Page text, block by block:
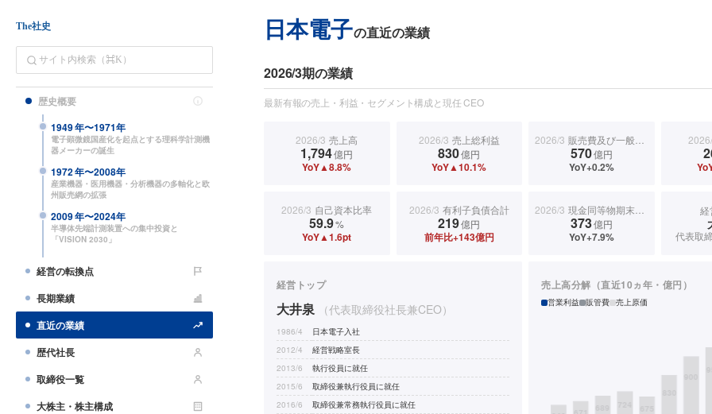
The社史
歴史概要
1949年〜1971年
電子顕微鏡国産化を起点とする理科学計測機
器メーカーの誕生
1972年〜2008年
産業機器・医用機器・分析機器の多軸化と欧
州販売網の拡張
2009年〜2024年
半導体先端計測装置への集中投資と
「VISION 2030」
経営の転換点
長期業績
直近の業績
歴代社長
取締役一覧
大株主・株主構成
日本電子の直近の業績
2026/3期の業績
最新有報の売上・利益・セグメント構成と現任 CEO
2026/3 売上高
1,794億円
YoY▲8.8%
2026/3 売上総利益
830億円
YoY▲10.1%
2026/3 販売費及び一般管理費
570億円
YoY+0.2%
2026/3 自己資本比率
59.9%
YoY▲1.6pt
2026/3 有利子負債合計
219億円
前年比+143億円
2026/3 現金同等物期末残高
373億円
YoY+7.9%
経
代表取
経営トップ
大井泉 （代表取締役社長兼CEO）
1986/4
日本電子入社
2012/4
経営戦略室長
2013/6
執行役員に就任
2015/6
取締役兼執行役員に就任
2016/6
取締役兼常務執行役員に就任
売上高分解（直近10ヵ年・億円）
営業利益 販管費 売上原価